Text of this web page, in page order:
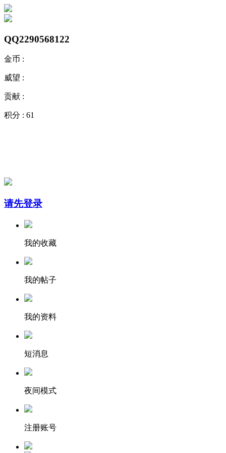
QQ2290568122
金币 :
威望 :
贡献 :
积分 : 61
请先登录
我的收藏
我的帖子
我的资料
短消息
夜间模式
注册账号